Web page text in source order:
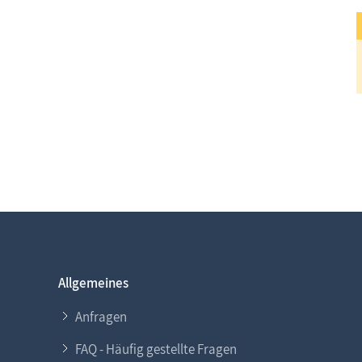
Allgemeines
Anfragen
FAQ - Häufig gestellte Fragen